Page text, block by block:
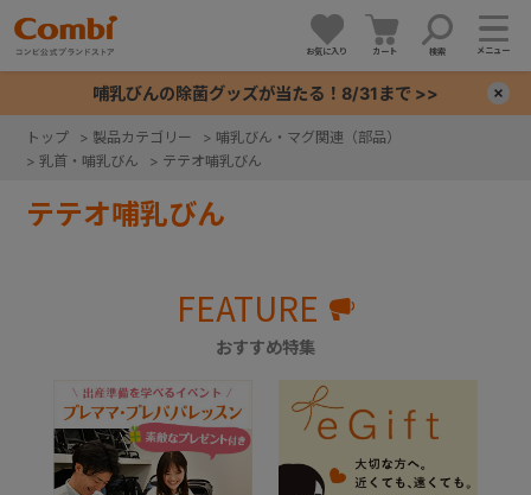
お気に入り カート 検索 メニュー
哺乳びんの除菌グッズが当たる！8/31まで >>
トップ > 製品カテゴリー > 哺乳びん・マグ関連（部品）
> 乳首・哺乳びん > テテオ哺乳びん
テテオ哺乳びん
FEATURE
おすすめ特集